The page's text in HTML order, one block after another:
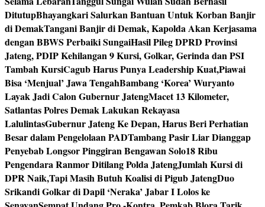
DitutupBhayangkari Salurkan Bantuan Untuk Korban Banjir
di DemakTangani Banjir di Demak, Kapolda Akan Kerjasama
dengan BBWS Perbaiki SungaiHasil Pileg DPRD Provinsi
Jateng, PDIP Kehilangan 9 Kursi, Golkar, Gerinda dan PSI
Tambah KursiCagub Harus Punya Leadership Kuat,Piawai
Bisa ‘Menjual’ Jawa TengahBambang ‘Korea’ Wuryanto
Layak Jadi Calon Gubernur JatengMacet 13 Kilometer,
Satlantas Polres Demak Lakukan Rekayasa
LalulintasGubernur Jateng Ke Depan, Harus Beri Perhatian
Besar dalam Pengelolaan PADTambang Pasir Liar Dianggap
Penyebab Longsor Pinggiran Bengawan Solo18 Ribu
Pengendara Ranmor Ditilang Polda JatengJumlah Kursi di
DPR Naik,Tapi Masih Butuh Koalisi di Pigub JatengDuo
Srikandi Golkar di Dapil ‘Neraka’ Jabar I Lolos ke